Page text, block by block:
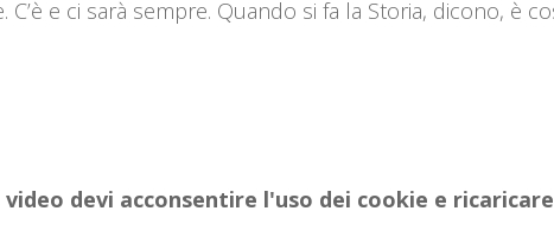
e ci sarà sempre. Quando si fa la Storia, dicono, è
devi acconsentire l'uso dei cookie e